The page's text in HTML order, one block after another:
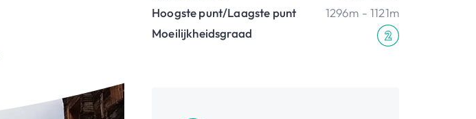
Hoogste punt/Laagste punt
1296m - 1121m
Moeilijkheidsgraad